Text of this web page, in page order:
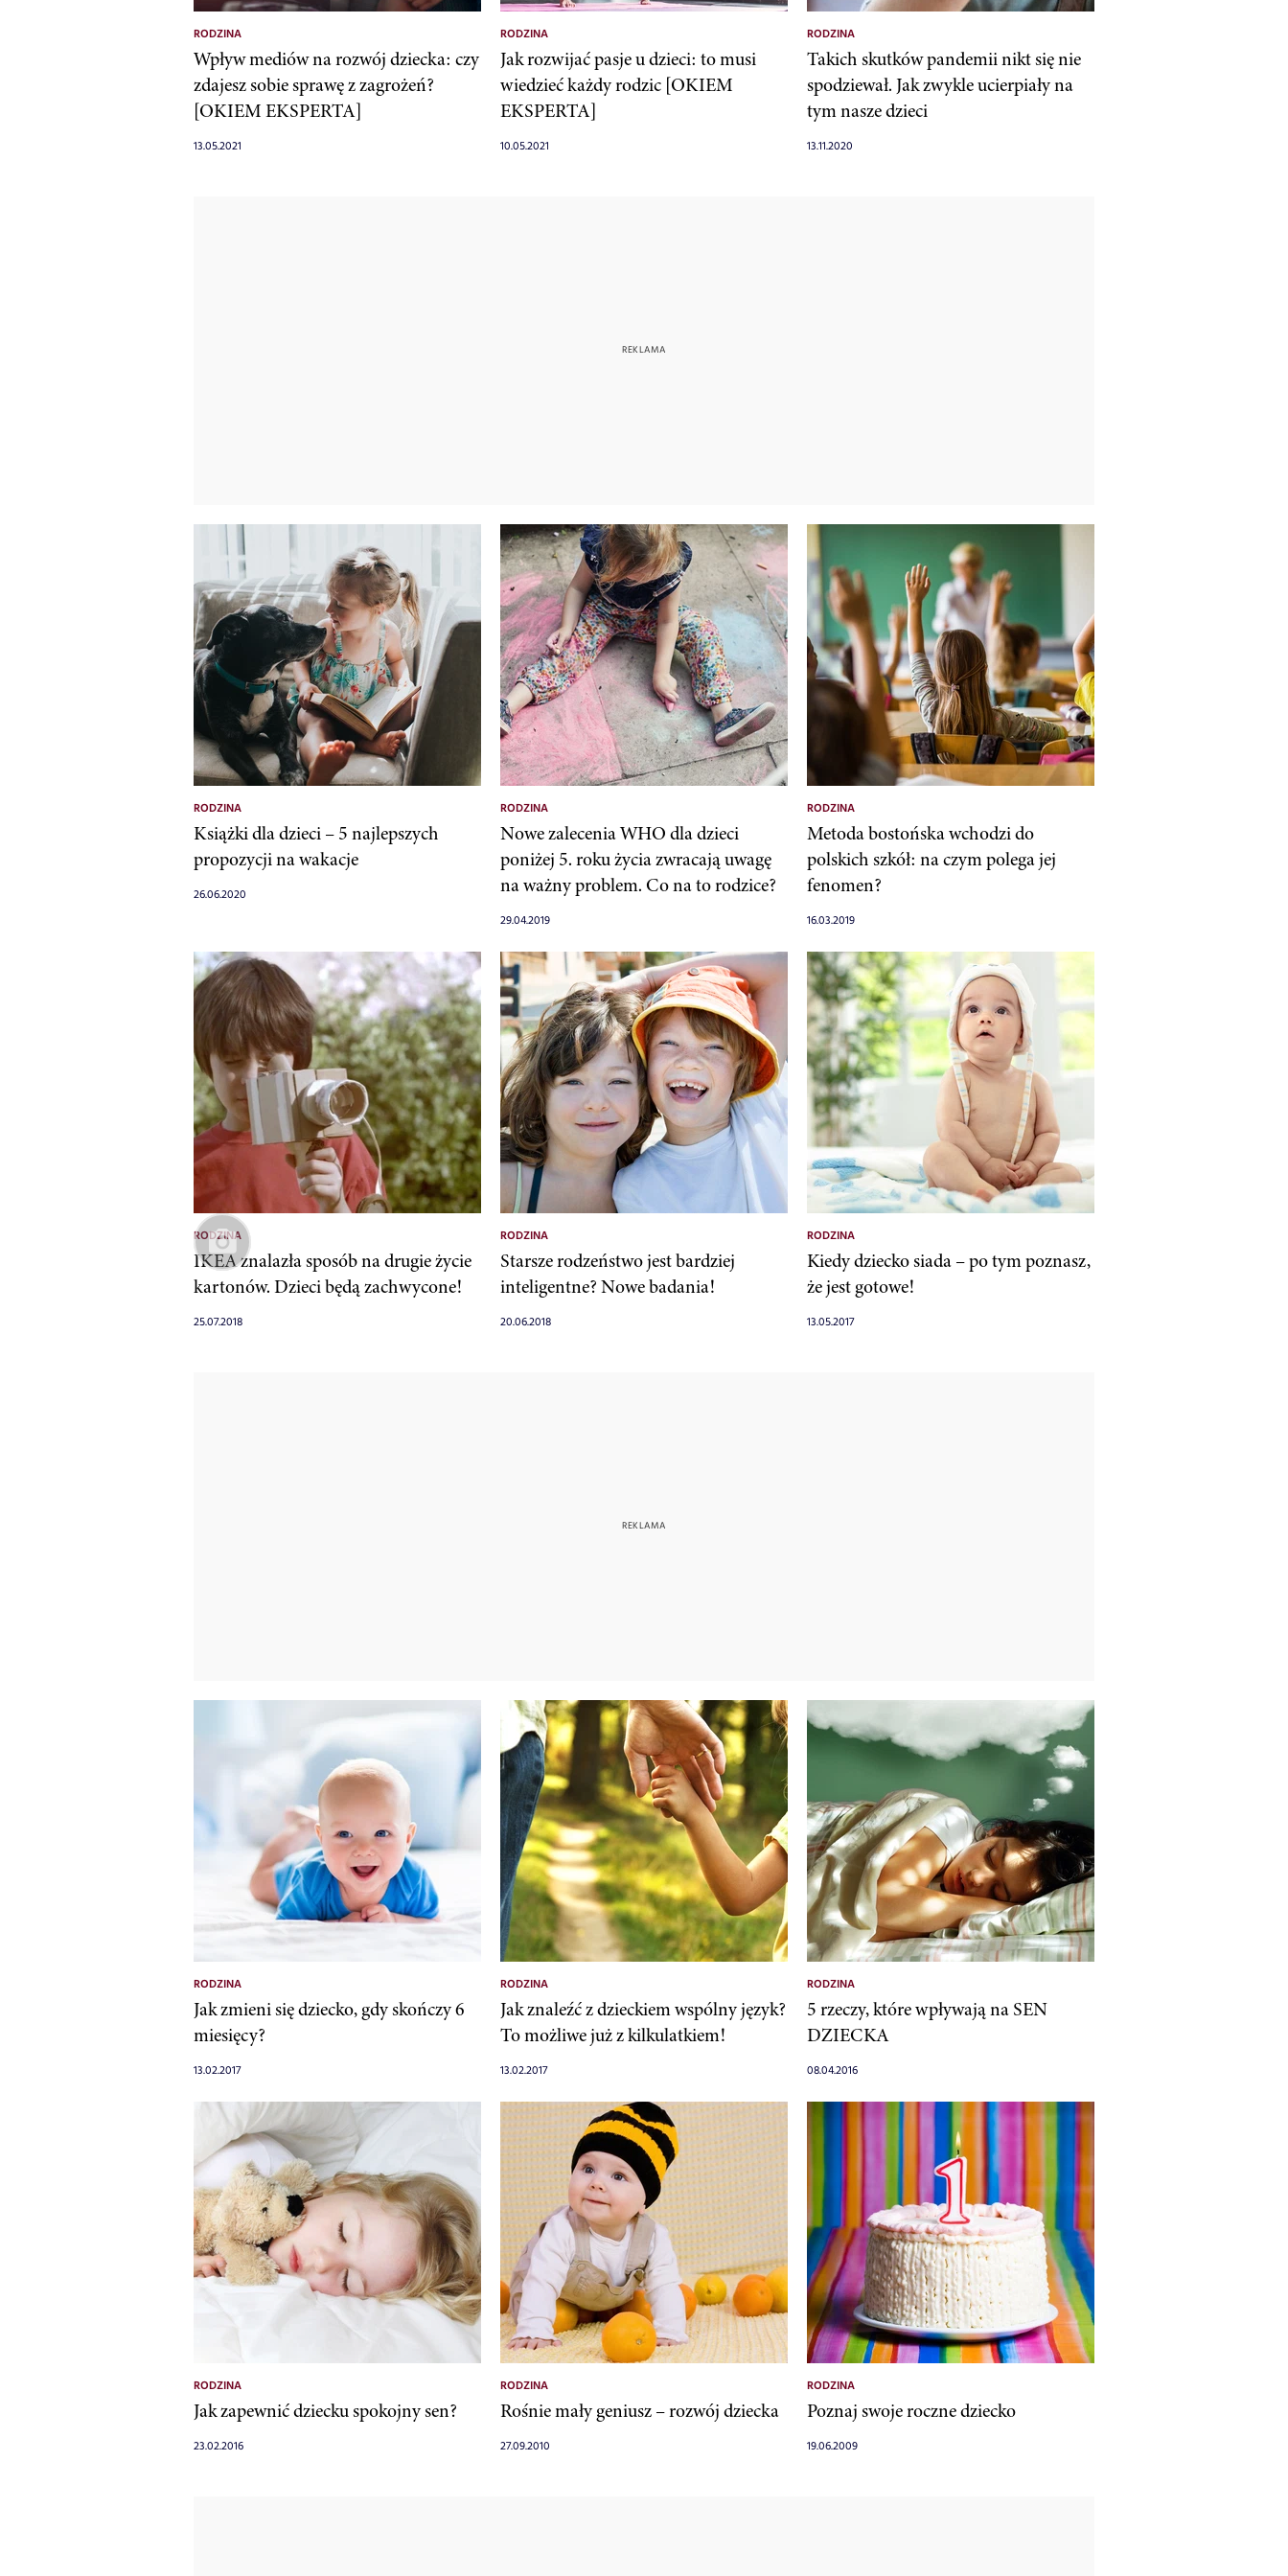
RODZINA
Wpływ mediów na rozwój dziecka: czy
zdajesz sobie sprawę z zagrożeń?
[OKIEM EKSPERTA]
13.05.2021
RODZINA
Jak rozwijać pasje u dzieci: to musi
wiedzieć każdy rodzic [OKIEM
EKSPERTA]
10.05.2021
RODZINA
Takich skutków pandemii nikt się nie
spodziewał. Jak zwykle ucierpiały na
tym nasze dzieci
13.11.2020
RODZINA
Książki dla dzieci – 5 najlepszych
propozycji na wakacje
26.06.2020
RODZINA
Nowe zalecenia WHO dla dzieci
poniżej 5. roku życia zwracają uwagę
na ważny problem. Co na to rodzice?
29.04.2019
RODZINA
Metoda bostońska wchodzi do
polskich szkół: na czym polega jej
fenomen?
16.03.2019
RODZINA
IKEA znalazła sposób na drugie życie
kartonów. Dzieci będą zachwycone!
25.07.2018
RODZINA
Starsze rodzeństwo jest bardziej
inteligentne? Nowe badania!
20.06.2018
RODZINA
Kiedy dziecko siada – po tym poznasz,
że jest gotowe!
13.05.2017
RODZINA
Jak zmieni się dziecko, gdy skończy 6
miesięcy?
13.02.2017
RODZINA
Jak znaleźć z dzieckiem wspólny język?
To możliwe już z kilkulatkiem!
13.02.2017
RODZINA
5 rzeczy, które wpływają na SEN
DZIECKA
08.04.2016
RODZINA
Jak zapewnić dziecku spokojny sen?
23.02.2016
RODZINA
Rośnie mały geniusz – rozwój dziecka
27.09.2010
RODZINA
Poznaj swoje roczne dziecko
19.06.2009